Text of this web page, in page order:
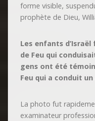
forme visible,
prophète de Dieu,
Les enfants
de Feu qui
gens ont été
Feu qui a conduit
La photo fut
examinateur